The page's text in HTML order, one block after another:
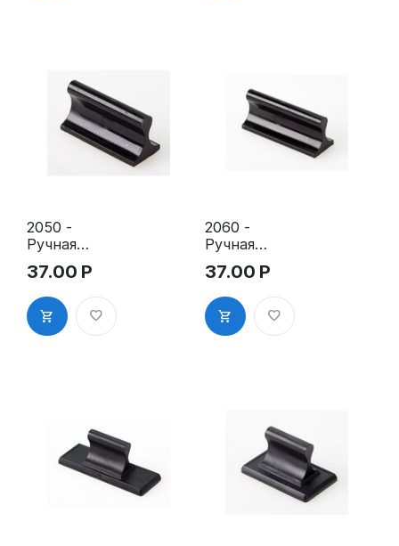
2050 -
Ручная
оснастка
для штампа
20х50 мм с
клеевым
слоем
37.00 Р
2060 -
Ручная
оснастка
для штампа
20х60 мм с
клеевым
слоем
37.00 Р